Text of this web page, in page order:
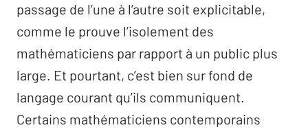
passage de l’une à l’autre soit explicitable,
comme le prouve l’isolement des
mathématiciens par rapport à un public plus
large. Et pourtant, c’est bien sur fond de
langage courant qu’ils communiquent.
Certains mathématiciens contemporains